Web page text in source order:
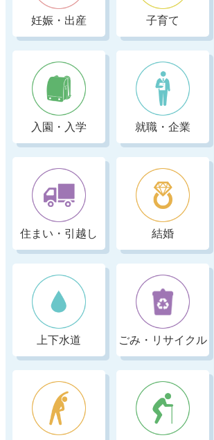
妊娠・出産 子育て
入園・入学 就職・企業
住まい・引越し 結婚
上下水道 ごみ・リサイクル